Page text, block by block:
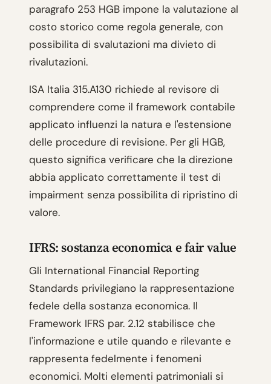
paragrafo 253 HGB impone la valutazione al
costo storico come regola generale, con
possibilita di svalutazioni ma divieto di
rivalutazioni.
ISA Italia 315.A130 richiede al revisore di
comprendere come il framework contabile
applicato influenzi la natura e l'estensione
delle procedure di revisione. Per gli HGB,
questo significa verificare che la direzione
abbia applicato correttamente il test di
impairment senza possibilita di ripristino di
valore.
IFRS: sostanza economica e fair value
Gli International Financial Reporting
Standards privilegiano la rappresentazione
fedele della sostanza economica. Il
Framework IFRS par. 2.12 stabilisce che
l'informazione e utile quando e rilevante e
rappresenta fedelmente i fenomeni
economici. Molti elementi patrimoniali si